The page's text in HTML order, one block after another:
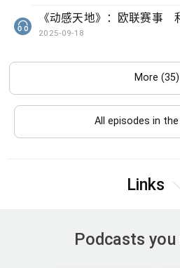
2025-09-18
More (35)
All episodes in
Links
Podcasts you